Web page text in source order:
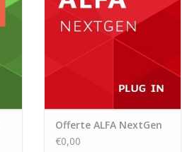
Offerte ALFA NextGen
€0,00